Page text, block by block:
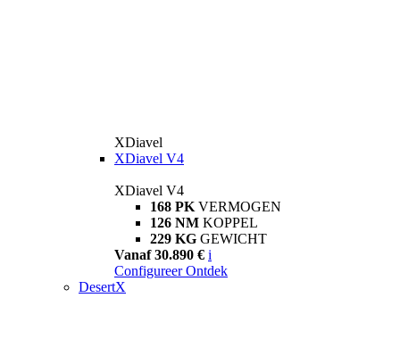
XDiavel
XDiavel V4
XDiavel V4
168 PK VERMOGEN
126 NM KOPPEL
229 KG GEWICHT
Vanaf 30.890 € i
Configureer Ontdek
DesertX